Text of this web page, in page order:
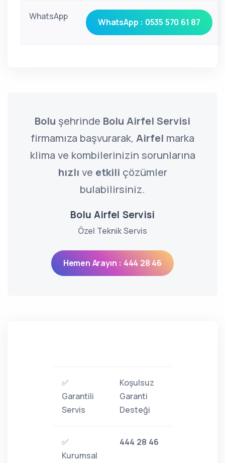
WhatsApp
WhatsApp : 0535 570 61 87
Bolu şehrinde Bolu Airfel Servisi
firmamıza başvurarak, Airfel marka
klima ve kombilerinizin sorunlarına
hızlı ve etkili çözümler
bulabilirsiniz.
Bolu Airfel Servisi
Özel Teknik Servis
Hemen Arayın : 444 28 46
✅
Garantili
Servis
Koşulsuz
Garanti
Desteği
✅
Kurumsal
444 28 46